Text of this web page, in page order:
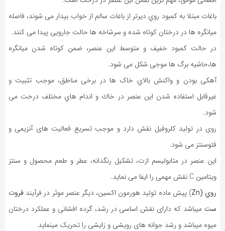
باغات مبتلا به کمبود روي دیرتر از باغات سالم از خواب بیدار می شوند، فاصله
میانگره ها در درختان کوتاه شده و سرشاخه ها حالت جارویی پیدا می کنند.
در حالت کمبود خفیف و متوسط این عنصر، ضمن کوتاه شدن میانگره
ها،حاشیه برگ ها موجی شکل می شود.
آهکی بودن و واکنش بالاي خاک ها در برخی مناطق، موجب تثبیت و
غیرقابل استفاده شدن این عنصر در خاك و اندام هاي مختلف درخت می
شود.
روی در تولید کلروفیل نقش دارد و موجب تسریع فعالیت های آنزیمی و
فتوسنتز می شود.
این عنصر در متابولیسم ازت، تشکیل رنگدانه، عطر و طعم محصول و سنتز
ویتامین C نقش مهمی را ایفا می نماید.
روي (Zn
) پیش ماده تولید هورمون اکسین، دیگر عنصر موثر در فرآیند فروت
ست میباشد که دارای نقش اساسی در رشد، گرده افشانی و عملکرد درختان
میوه میباشد و رشد جوانه های رویشی و زایشی را تحریک مینماید.